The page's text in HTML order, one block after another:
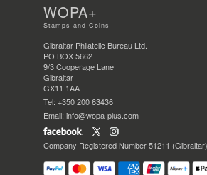
WOPA+
Stamps and Coins
Gibraltar Philatelic Bureau Ltd.
PO BOX 5662
9/3 Cooperage Lane
Gibraltar
GX11 1AA
Tel: +350 200 63436
Email: info@wopa-plus.com
Company Registered Number 51211 (Gibraltar)